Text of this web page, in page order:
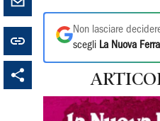
Non lasciare
scegli La Nuova